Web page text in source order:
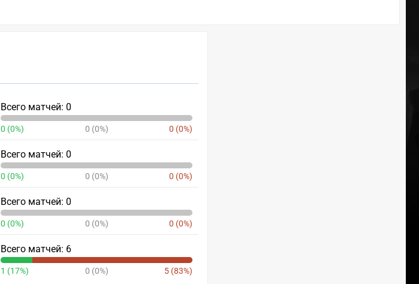
Всего матчей: 0
0 (0%) 0 (0%) 0 (0%)
Всего матчей: 0
0 (0%) 0 (0%) 0 (0%)
Всего матчей: 0
0 (0%) 0 (0%) 0 (0%)
Всего матчей: 6
1 (17%) 0 (0%) 5 (83%)